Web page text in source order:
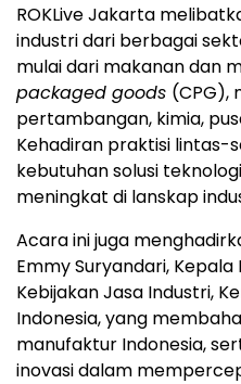
ROKLive Jakarta
industri dari berbagai
mulai dari makanan dan
packaged goods (CPG),
pertambangan, kimia,
Kehadiran praktisi lintas-
kebutuhan solusi
meningkat di lanskap
Acara ini juga
Emmy Suryandari,
Kebijakan Jasa Industri,
Indonesia, yang
manufaktur Indonesia,
inovasi dalam